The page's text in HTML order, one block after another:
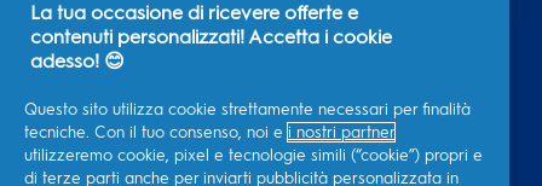
La tua occasione di ricevere offerte e
contenuti personalizzati! Accetta i cookie
adesso! 😊
Questo sito utilizza cookie strettamente necessari per finalità
tecniche. Con il tuo consenso, noi e i nostri partner
utilizzeremo cookie, pixel e tecnologie simili (“cookie”) propri e
di terze parti anche per inviarti pubblicità personalizzata in